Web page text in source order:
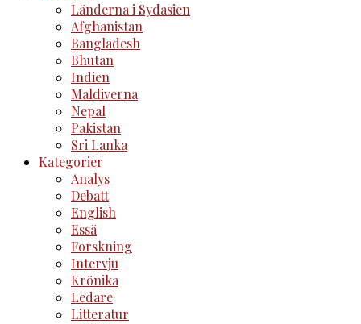
Länderna i Sydasien
Afghanistan
Bangladesh
Bhutan
Indien
Maldiverna
Nepal
Pakistan
Sri Lanka
Kategorier
Analys
Debatt
English
Essä
Forskning
Intervju
Krönika
Ledare
Litteratur